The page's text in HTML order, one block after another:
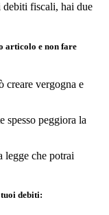
debiti fiscali, hai due
articolo e non fare
creare vergogna e
spesso peggiora la
legge che potrai
debiti: